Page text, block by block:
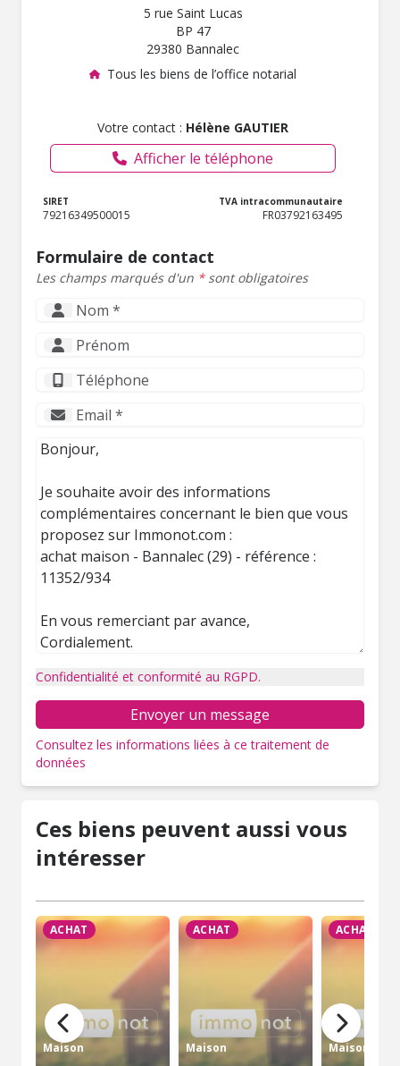
5 rue Saint Lucas
BP 47
29380 Bannalec
Tous les biens de l’office notarial
Votre contact : Hélène GAUTIER
Afficher le téléphone
SIRET
79216349500015
TVA intracommunautaire
FR03792163495
Formulaire de contact
Les champs marqués d'un *sont obligatoires
Confidentialité et conformité au RGPD.
Envoyer un message
Consultez les informations liées à ce traitement de
données
Ces biens peuvent aussi vous
intéresser
ACHAT
Maison
ACHAT
Maison
ACHAT
Maison